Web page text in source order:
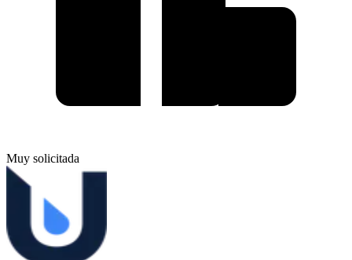
Muy solicitada